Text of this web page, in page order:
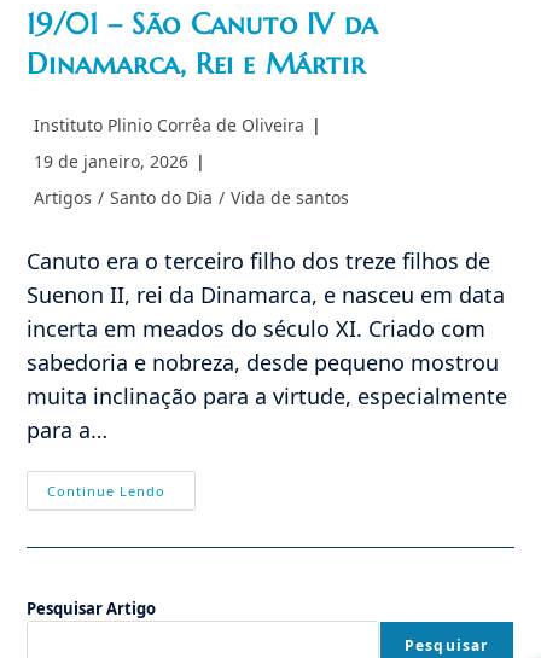
19/01 – São Canuto IV da
Dinamarca, Rei e Mártir
Autor
post:
Instituto Plinio Corrêa de Oliveira
Post
19 de janeiro, 2026
Categoria
Artigos / Santo do Dia / Vida de santos
Canuto era o terceiro filho dos treze filhos de
Suenon II, rei da Dinamarca, e nasceu em data
incerta em meados do século XI. Criado com
sabedoria e nobreza, desde pequeno mostrou
muita inclinação para a virtude, especialmente
para a…
Continue Lendo
–
Canuto
E
Pesquisar Artigo
Pesquisar